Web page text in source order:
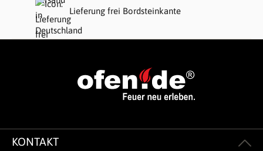
Lieferung frei Bordsteinkante
KONTAKT